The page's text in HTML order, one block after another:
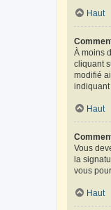
Haut
À moins
cliquant
modifié
indiquant
Haut
Vous
la
vous
Haut